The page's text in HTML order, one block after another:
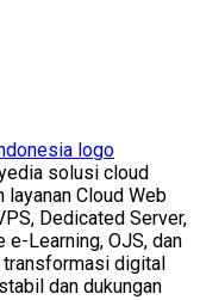
solusi cloud
Cloud Web
Dedicated Server,
Learning, OJS, dan
digital
dan dukungan